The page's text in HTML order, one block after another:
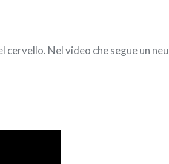
Nel video che segue un